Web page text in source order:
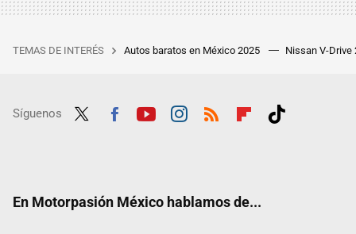
TEMAS DE INTERÉS Autos baratos en México 2025 Nissan V-Drive
Síguenos
En Motorpasión México hablamos de...